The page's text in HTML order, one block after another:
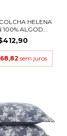
HELENA
100% ALGOD...
sem juros